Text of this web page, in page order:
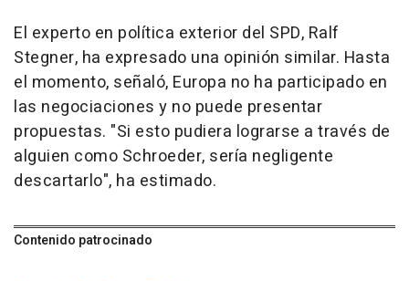
El experto en política exterior del SPD, Ralf
Stegner, ha expresado una opinión similar. Hasta
el momento, señaló, Europa no ha participado en
las negociaciones y no puede presentar
propuestas. "Si esto pudiera lograrse a través de
alguien como Schroeder, sería negligente
descartarlo", ha estimado.
Contenido patrocinado